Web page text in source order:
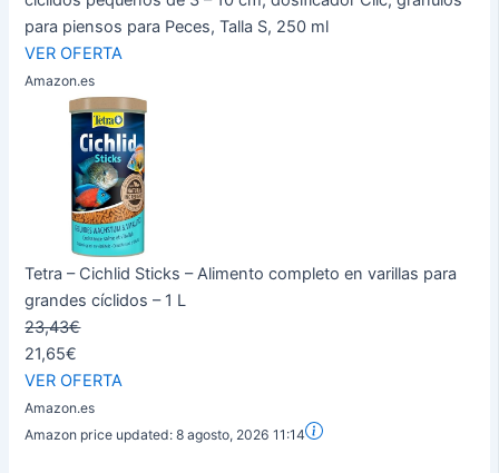
para piensos para Peces, Talla S, 250 ml
VER OFERTA
Amazon.es
Tetra – Cichlid Sticks – Alimento completo en varillas para
grandes cíclidos – 1 L
23,43€
21,65€
VER OFERTA
Amazon.es
Amazon price updated:8 agosto, 2026 11:14